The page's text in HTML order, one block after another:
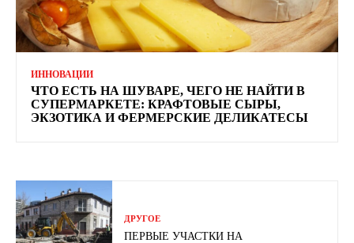
ИННОВАЦИИ
ЧТО ЕСТЬ НА ШУВАРЕ, ЧЕГО НЕ НАЙТИ В
СУПЕРМАРКЕТЕ: КРАФТОВЫЕ СЫРЫ,
ЭКЗОТИКА И ФЕРМЕРСКИЕ ДЕЛИКАТЕСЫ
ДРУГОЕ
ПЕРВЫЕ УЧАСТКИ НА